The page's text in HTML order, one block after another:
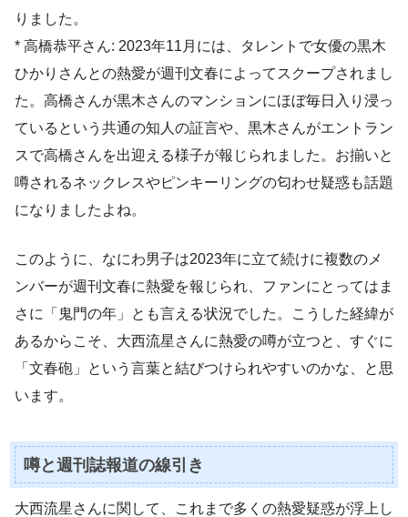
りました。
* 高橋恭平さん: 2023年11月には、タレントで女優の黒木
ひかりさんとの熱愛が週刊文春によってスクープされまし
た。高橋さんが黒木さんのマンションにほぼ毎日入り浸っ
ているという共通の知人の証言や、黒木さんがエントラン
スで高橋さんを出迎える様子が報じられました。お揃いと
噂されるネックレスやピンキーリングの匂わせ疑惑も話題
になりましたよね。
このように、なにわ男子は2023年に立て続けに複数のメ
ンバーが週刊文春に熱愛を報じられ、ファンにとってはま
さに「鬼門の年」とも言える状況でした。こうした経緯が
あるからこそ、大西流星さんに熱愛の噂が立つと、すぐに
「文春砲」という言葉と結びつけられやすいのかな、と思
います。
噂と週刊誌報道の線引き
大西流星さんに関して、これまで多くの熱愛疑惑が浮上し